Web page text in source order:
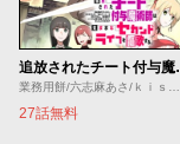
追放されたチート付与魔術師は気ままなセカン
業務用餅/六志麻あさ/ｋｉｓｕｉ
27話無料